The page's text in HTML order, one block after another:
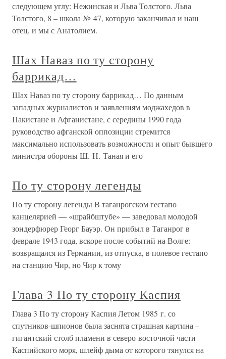
следующем углу: Нежинская и Льва Толстого. Льва
Толстого, 8 – школа № 47, которую заканчивал и наш
отец, и мы с Анатолием.
Шах Наваз по ту сторону
баррикад…
Шах Наваз по ту сторону баррикад… По данным
западных журналистов и заявлениям моджахедов в
Пакистане и Афганистане, с середины 1990 года
руководство афганской оппозиции стремится
максимально использовать возможности и опыт бывшего
министра обороны Ш. Н. Таная и его
По ту сторону легенды
По ту сторону легенды В таганрогском гестапо
канцелярией — «шрайбштубе» — заведовал молодой
зондерфюрер Георг Бауэр. Он прибыл в Таганрог в
феврале 1943 года, вскоре после событий на Волге:
возвращался из Германии, из отпуска, в полевое гестапо
на станцию Чир, но Чир к тому
Глава 3 По ту сторону Каспия
Глава 3 По ту сторону Каспия Летом 1985 г. со
спутников-шпионов была заснята страшная картина –
гигантский столб пламени в северо-восточной части
Каспийского моря, шлейф дыма от которого тянулся на